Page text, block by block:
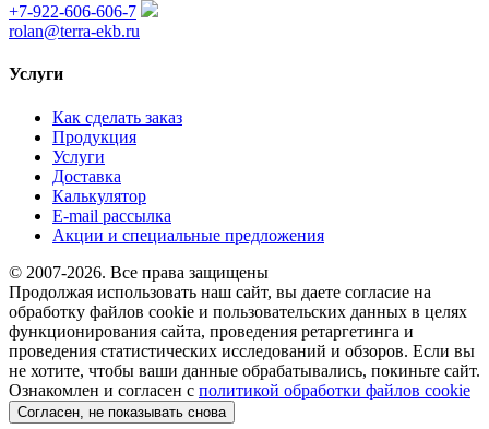
+7-922-606-606-7
rolan@terra-ekb.ru
Услуги
Как сделать заказ
Продукция
Услуги
Доставка
Калькулятор
E-mail рассылка
Акции и специальные предложения
© 2007-2026. Все права защищены
Продолжая использовать наш сайт, вы даете согласие на
обработку файлов cookie и пользовательских данных в целях
функционирования сайта, проведения ретаргетинга и
проведения статистических исследований и обзоров. Если вы
не хотите, чтобы ваши данные обрабатывались, покиньте сайт.
Ознакомлен и согласен с политикой обработки файлов cookie
Согласен, не показывать снова